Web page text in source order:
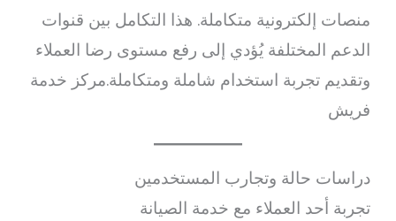
منصات إلكترونية متكاملة. هذا التكامل بين قنوات
الدعم المختلفة يُؤدي إلى رفع مستوى رضا العملاء
وتقديم تجربة استخدام شاملة ومتكاملة.مركز خدمة
فريش
دراسات حالة وتجارب المستخدمين
تجربة أحد العملاء مع خدمة الصيانة